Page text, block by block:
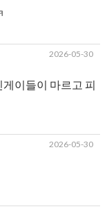
2026-05-30
이들이 마르고 피
2026-05-30